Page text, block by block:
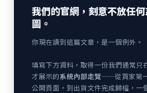
我們的官網，刻意不放任
圖。
你現在讀到這篇文章，是一個例外。
填寫下方資料，取得一份我們通常只
才展示的系統內部走覽——從買家第
公開頁面，到出貨文件完成歸檔，一